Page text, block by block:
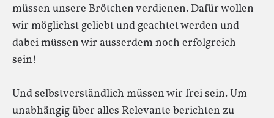
müssen unsere Brötchen verdienen. Dafür wollen
wir möglichst geliebt und geachtet werden und
dabei müssen wir ausserdem noch erfolgreich
sein!
Und selbstverständlich müssen wir frei sein. Um
unabhängig über alles Relevante berichten zu